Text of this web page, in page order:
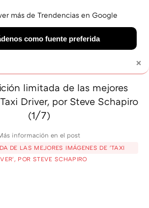
VIAJES GASTRO SNEAKERS
limitada de las mejores
Driver, por Steve Schapiro
(1/7)
información en el post
DE LAS MEJORES IMÁGENES DE 'TAXI
POR STEVE SCHAPIRO
×
más de Trendencias en Google
como fuente preferida